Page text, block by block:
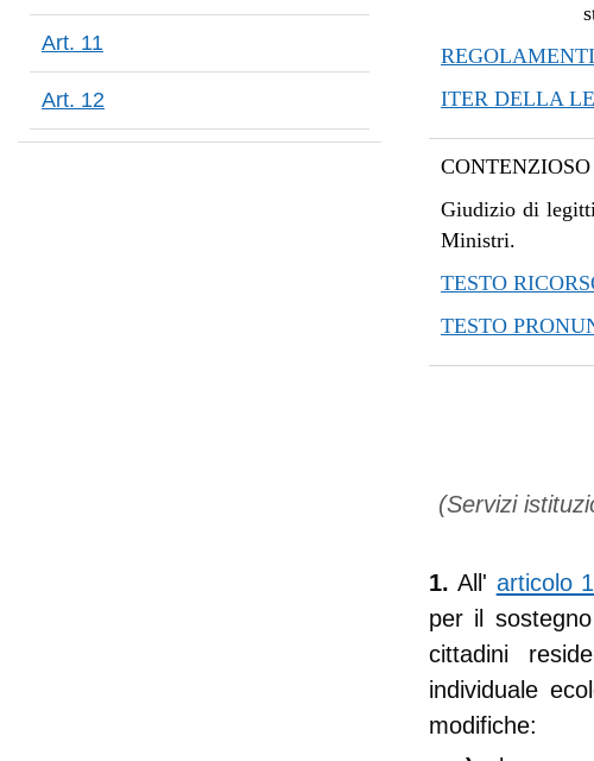
Art. 11
Art. 12
ITER DELLA
Giudizio di
Ministri.
TESTO
TESTO
(Servizi
1.All' articolo
per il
cittadini
individuale
modifiche: